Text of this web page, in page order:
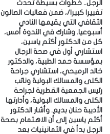
الرجل.. خطوات بسيطة تحدث
تغييرا كبيرا/، ضمن فعاليات الصالون
الثقافي التي يقيمها النادي
أسبوعيا. ‎وشارك في الندوة أمس،
كل من الدكتور أكثم ياسين،
استشاري أول في صحة الرجال
بمؤسسة حمد الطبية، والدكتور
خالد الرميحي، استشاري جراحة
الكلى والمسالك البولية ونائب
رئيس الجمعية القطرية لجراحة
الكلى والمسالك البولية، وأدارتها
الأديبة حنان بديع. ‎وأشار الدكتور
أكثم ياسين إلى أن الاهتمام بصحة
الرجل بدأ في الثمانينيات بعد